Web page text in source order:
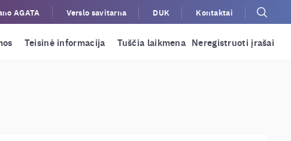
AGATA Verslo savitarna DUK Kontaktai
Teisinė informacija Tuščia laikmena Neregistruoti įrašai